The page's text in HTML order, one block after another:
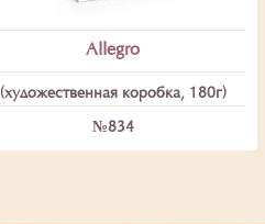
Allegro
(художественная коробка, 180г)
№834